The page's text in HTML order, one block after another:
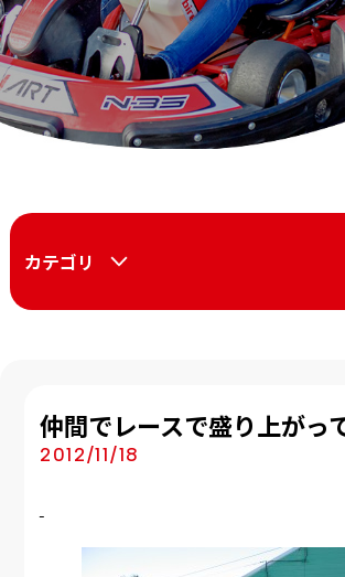
カテゴリ
仲間でレースで盛り上がっ
2012/11/18